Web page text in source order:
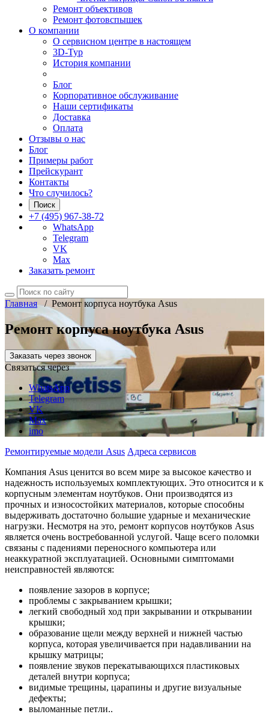
Ремонт объективов
Ремонт фотовспышек
О компании
О сервисном центре в настоящем
3D-Тур
История компании
Блог
Корпоративное обслуживание
Наши сертификаты
Доставка
Оплата
Отзывы о нас
Блог
Примеры работ
Прейскурант
Контакты
Что случилось?
Поиск
+7 (495) 967-38-72
WhatsApp
Telegram
VK
Max
Заказать ремонт
Главная/ Ремонт корпуса ноутбука Asus
Ремонт корпуса ноутбука Asus
Заказать через звонок
Связаться через
WhatsApp
Telegram
VK
Max
imo
Ремонтируемые модели Asus Адреса сервисов
Компания Asus ценится во всем мире за высокое качество и
надежность используемых комплектующих. Это относится и к
корпусным элементам ноутбуков. Они производятся из
прочных и износостойких материалов, которые способны
выдерживать достаточно большие ударные и механические
нагрузки. Несмотря на это, ремонт корпусов ноутбуков Asus
является очень востребованной услугой. Чаще всего поломки
связаны с падениями переносного компьютера или
неаккуратной эксплуатацией. Основными симптомами
неисправностей являются:
появление зазоров в корпусе;
проблемы с закрыванием крышки;
легкий свободный ход при закрывании и открывании
крышки;
образование щели между верхней и нижней частью
корпуса, которая увеличивается при надавливании на
крышку матрицы;
появление звуков перекатывающихся пластиковых
деталей внутри корпуса;
видимые трещины, царапины и другие визуальные
дефекты;
выломанные петли..